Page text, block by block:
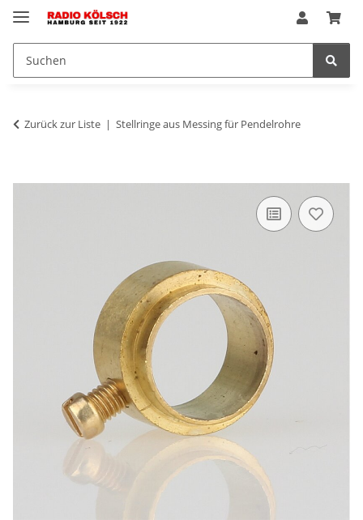
Zurück zur Liste Stellringe aus Messing für Pendelrohre